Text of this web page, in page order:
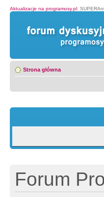
Aktualizacje na programosy.pl:
Strona główna
Forum